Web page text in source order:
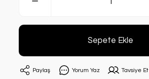
Sepete Ekle
Paylaş Yorum Yaz Tavsiye Et